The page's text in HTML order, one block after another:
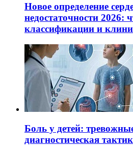
Новое определение
недостаточности 2026:
классификации и
Боль у детей:
диагностическая